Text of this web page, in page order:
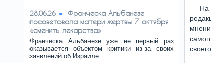
28.06.26
Франческа Альбанезе
посоветовала матери жертвы 7 октября
«сменить лекарства»
Франческа Альбанезе уже не первый раз
оказывается объектом критики из-за своих
заявлений об Израиле…
На